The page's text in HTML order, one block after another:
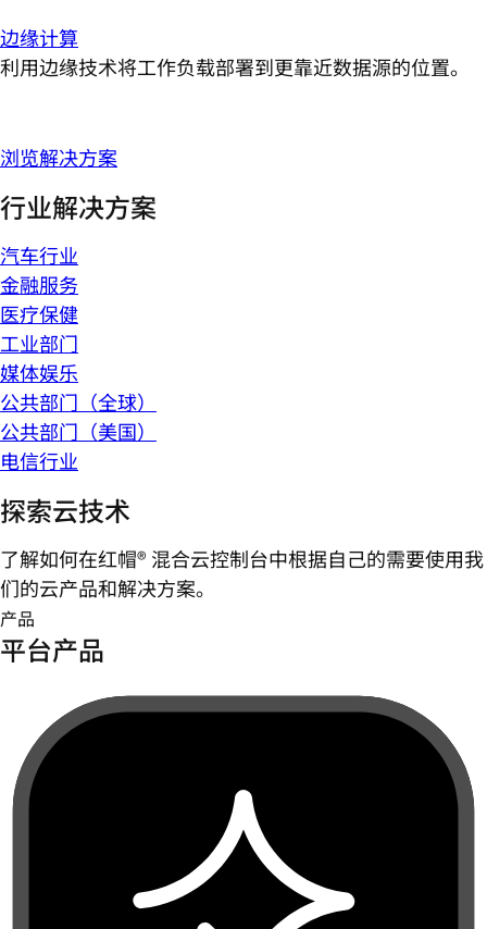
边缘计算
利用边缘技术将工作负载部署到更靠近数据源的位置。
浏览解决方案
行业解决方案
汽车行业
金融服务
医疗保健
工业部门
媒体娱乐
公共部门（全球）
公共部门（美国）
电信行业
探索云技术
了解如何在红帽® 混合云控制台中根据自己的需要使用我
们的云产品和解决方案。
产品
平台产品